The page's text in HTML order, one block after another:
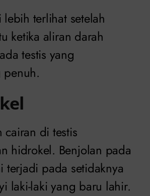
terlihat setelah
ketika aliran darah
testis yang
penuh.
cairan di testis
hidrokel. Benjolan pada
terjadi pada setidaknya
laki-laki yang baru lahir.